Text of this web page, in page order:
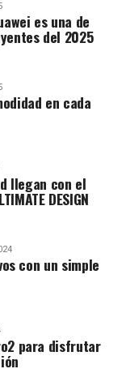
es una de
del 2025
en cada
llegan con el
DESIGN
con un simple
para disfrutar